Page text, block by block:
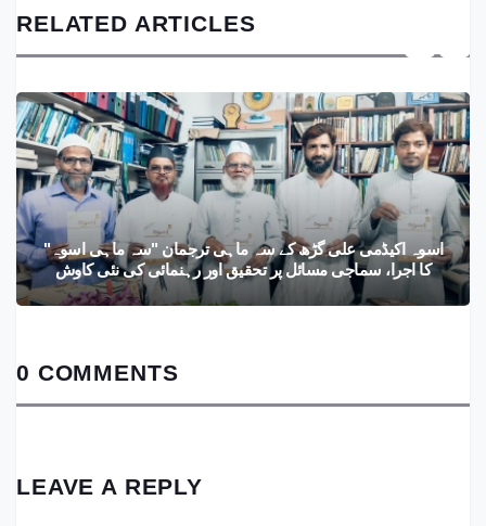
RELATED ARTICLES
اسوہ اکیڈمی علی گڑھ کے سہ ماہی ترجمان "سہ ماہی اسوہ"
کا اجرا، سماجی مسائل پر تحقیق اور رہنمائی کی نئی کاوش
0 COMMENTS
LEAVE A REPLY